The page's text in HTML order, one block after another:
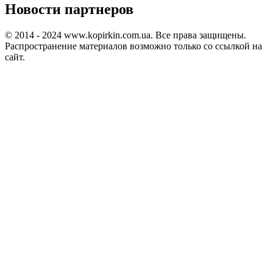
Новости партнеров
© 2014 - 2024 www.kopirkin.com.ua. Все права защищены.
Распространение материалов возможно только со ссылкой на
сайт.